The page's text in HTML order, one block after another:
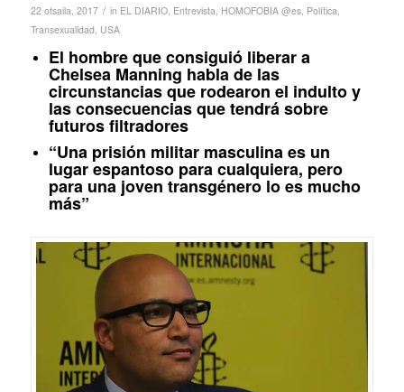
22 otsaila, 2017 / in EL DIARIO, Entrevista, HOMOFOBIA @es, Política,
Transexualidad, USA
El hombre que consiguió liberar a
Chelsea Manning habla de las
circunstancias que rodearon el indulto y
las consecuencias que tendrá sobre
futuros filtradores
“Una prisión militar masculina es un
lugar espantoso para cualquiera, pero
para una joven transgénero lo es mucho
más”